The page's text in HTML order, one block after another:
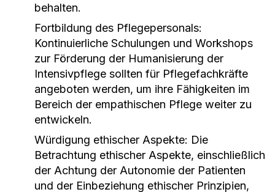
behalten.
Fortbildung des Pflegepersonals:
Kontinuierliche Schulungen und Workshops
zur Förderung der Humanisierung der
Intensivpflege sollten für Pflegefachkräfte
angeboten werden, um ihre Fähigkeiten im
Bereich der empathischen Pflege weiter zu
entwickeln.
Würdigung ethischer Aspekte: Die
Betrachtung ethischer Aspekte, einschließlich
der Achtung der Autonomie der Patienten
und der Einbeziehung ethischer Prinzipien,